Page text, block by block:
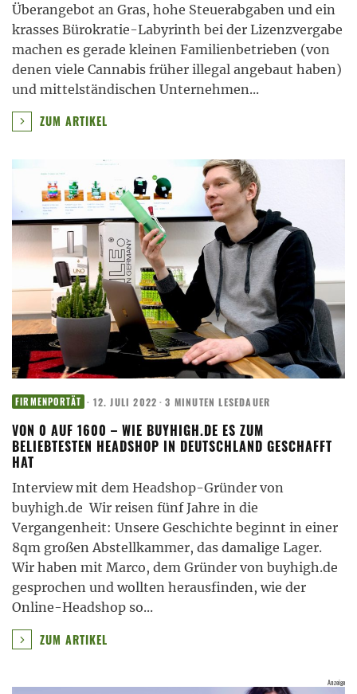
Überangebot an Gras, hohe Steuerabgaben und ein
krasses Bürokratie-Labyrinth bei der Lizenzvergabe
machen es gerade kleinen Familienbetrieben (von
denen viele Cannabis früher illegal angebaut haben)
und mittelständischen Unternehmen...
ZUM ARTIKEL
FIRMENPORTÄT · 12. JULI 2022 · 3 MINUTEN LESEDAUER
VON 0 AUF 1600 – WIE BUYHIGH.DE ES ZUM
BELIEBTESTEN HEADSHOP IN DEUTSCHLAND GESCHAFFT
HAT
Interview mit dem Headshop-Gründer von
buyhigh.de Wir reisen fünf Jahre in die
Vergangenheit: Unsere Geschichte beginnt in einer
8qm großen Abstellkammer, das damalige Lager.
Wir haben mit Marco, dem Gründer von buyhigh.de
gesprochen und wollten herausfinden, wie der
Online-Headshop so...
ZUM ARTIKEL